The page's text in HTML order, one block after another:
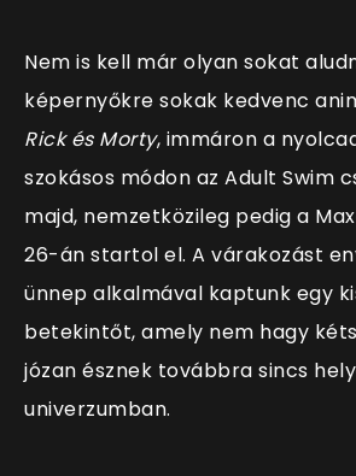
Nem is kell már olyan sokat
képernyőkre sokak kedvenc
Rick és Morty, immáron a
szokásos módon az Adult Swim
majd, nemzetközileg pedig a
26-án startol el. A várakozást
ünnep alkalmával kaptunk egy
betekintőt, amely nem hagy
józan észnek továbbra sincs
univerzumban.